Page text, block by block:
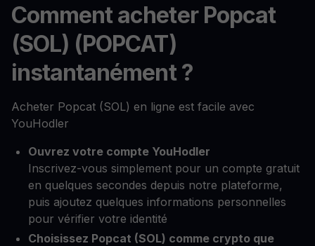
Comment acheter Popcat
(SOL) (POPCAT)
instantanément ?
Acheter Popcat (SOL) en ligne est facile avec
YouHodler
Ouvrez votre compte YouHodler
Inscrivez-vous simplement pour un compte gratuit
en quelques secondes depuis notre plateforme,
puis ajoutez quelques informations personnelles
pour vérifier votre identité
Choisissez Popcat (SOL) comme crypto que